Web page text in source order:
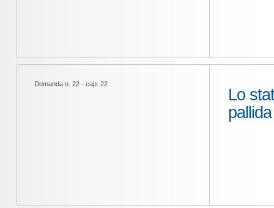
Domanda n. 22 - cap. 22
Lo